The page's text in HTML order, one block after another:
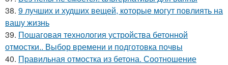
38. 9 лучших и худших вещей, которые могут повлиять на
вашу жизнь
39. Пошаговая технология устройства бетонной
отмостки.. Выбор времени и подготовка почвы
40. Правильная отмостка из бетона. Соотношение